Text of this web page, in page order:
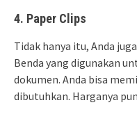
4. Paper Clips
Tidak hanya itu, Anda
Benda yang digunakan
dokumen. Anda bisa
dibutuhkan. Harganya